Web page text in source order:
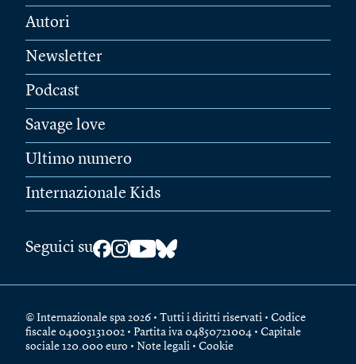
Autori
Newsletter
Podcast
Savage love
Ultimo numero
Internazionale Kids
Seguici su
© Internazionale spa 2026 • Tutti i diritti riservati • Codice
fiscale 04003131002 • Partita iva 04850721004 • Capitale
sociale 120.000 euro • Note legali • Cookie